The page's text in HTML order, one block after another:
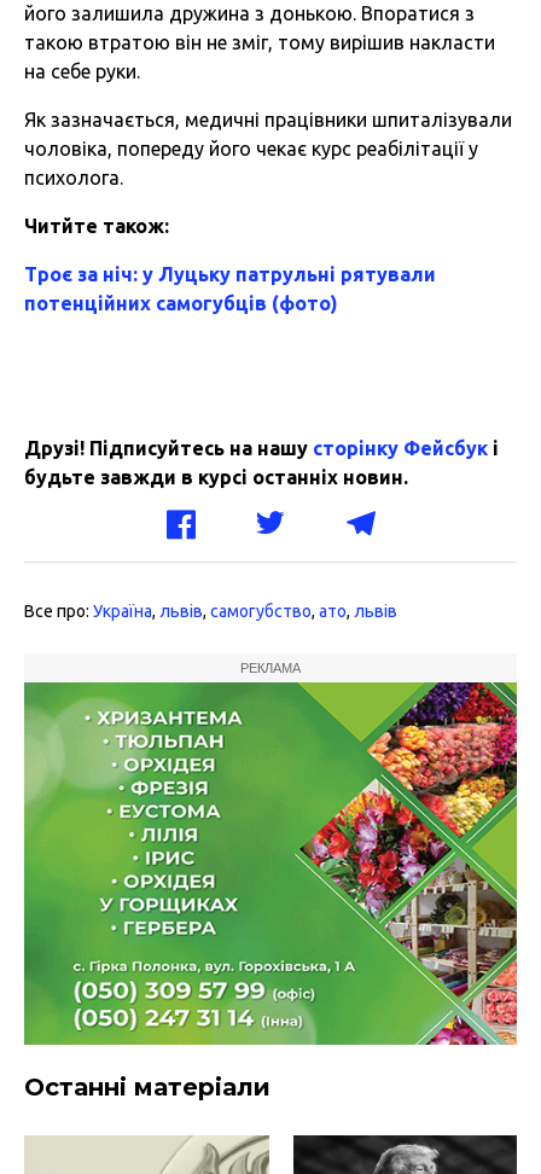
його залишила дружина з донькою. Впоратися з
такою втратою він не зміг, тому вирішив накласти
на себе руки.
Як зазначається, медичні працівники шпиталізували
чоловіка, попереду його чекає курс реабілітації у
психолога.
Читйте також:
Троє за ніч: у Луцьку патрульні рятували
потенційних самогубців (фото)
Друзі! Підписуйтесь на нашу сторінку Фейсбук і
будьте завжди в курсі останніх новин.
Все про: Україна, львів, самогубство, ато, львів
РЕКЛАМА
Останні матеріали